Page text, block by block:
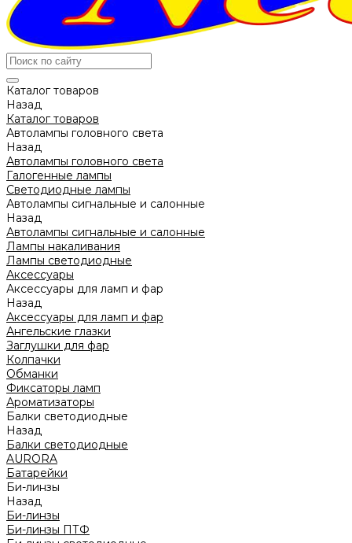
Каталог товаров
Назад
Каталог товаров
Автолампы головного света
Назад
Автолампы головного света
Галогенные лампы
Светодиодные лампы
Автолампы сигнальные и салонные
Назад
Автолампы сигнальные и салонные
Лампы накаливания
Лампы светодиодные
Аксессуары
Аксессуары для ламп и фар
Назад
Аксессуары для ламп и фар
Ангельские глазки
Заглушки для фар
Колпачки
Обманки
Фиксаторы ламп
Ароматизаторы
Балки светодиодные
Назад
Балки светодиодные
AURORA
Батарейки
Би-линзы
Назад
Би-линзы
Би-линзы ПТФ